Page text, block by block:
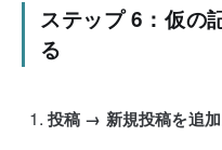
ステップ 6：仮の
る
投稿 → 新規投稿を追加